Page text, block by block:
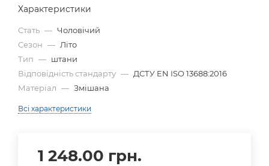
Характеристики
Стать — Чоловічий
Сезон — Літо
Тип — штани
Відповідність стандарту — ДСТУ EN ISO 13688:2016
Матеріал — Змішана
Всі характеристики
1 248.00 грн.